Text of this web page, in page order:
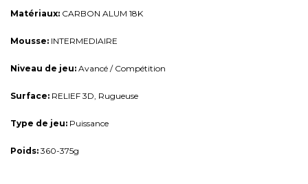
Matériaux: CARBON ALUM 18K
Mousse: INTERMEDIAIRE
Niveau de jeu: Avancé / Compétition
Surface: RELIEF 3D, Rugueuse
Type de jeu: Puissance
Poids: 360-375g